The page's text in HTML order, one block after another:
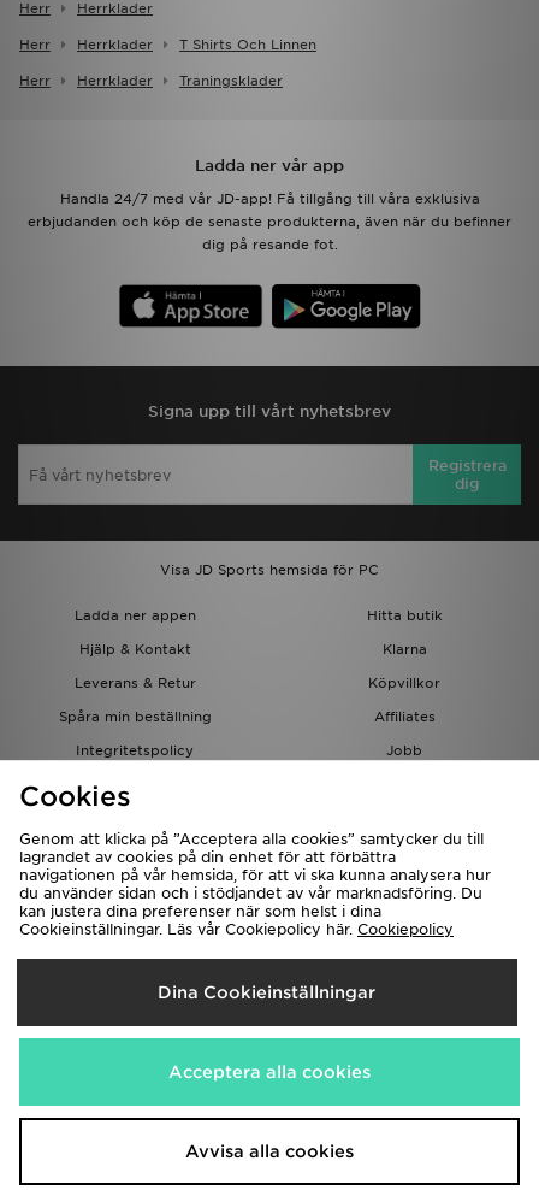
Herr Herrklader
Herr Herrklader T Shirts Och Linnen
Herr Herrklader Traningsklader
Ladda ner vår app
Handla 24/7 med vår JD-app! Få tillgång till våra exklusiva
erbjudanden och köp de senaste produkterna, även när du befinner
dig på resande fot.
Signa upp till vårt nyhetsbrev
Registrera
dig
Visa JD Sports hemsida för PC
Ladda ner appen
Hitta butik
Hjälp & Kontakt
Klarna
Leverans & Retur
Köpvillkor
Spåra min beställning
Affiliates
Integritetspolicy
Jobb
JD-bloggen
Levererar Till
Sverige
Vi accepterar följande betalningssätt
Besök bolagets hemsida på www.jdplc.com
Cookies
Genom att klicka på ”Acceptera alla cookies” samtycker du till
lagrandet av cookies på din enhet för att förbättra
navigationen på vår hemsida, för att vi ska kunna analysera hur
du använder sidan och i stödjandet av vår marknadsföring. Du
kan justera dina preferenser när som helst i dina
Cookieinställningar. Läs vår Cookiepolicy här. Cookiepolicy
Dina Cookieinställningar
Acceptera alla cookies
Avvisa alla cookies